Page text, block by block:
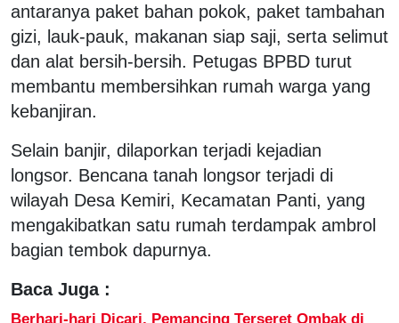
antaranya paket bahan pokok, paket tambahan
gizi, lauk-pauk, makanan siap saji, serta selimut
dan alat bersih-bersih. Petugas BPBD turut
membantu membersihkan rumah warga yang
kebanjiran.
Selain banjir, dilaporkan terjadi kejadian
longsor. Bencana tanah longsor terjadi di
wilayah Desa Kemiri, Kecamatan Panti, yang
mengakibatkan satu rumah terdampak ambrol
bagian tembok dapurnya.
Baca Juga :
Berhari-hari Dicari, Pemancing Terseret Ombak di